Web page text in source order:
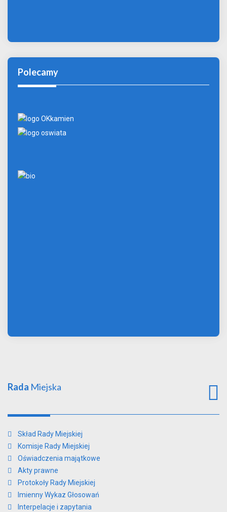
Polecamy
Rada Miejska
Skład Rady Miejskiej
Komisje Rady Miejskiej
Oświadczenia majątkowe
Akty prawne
Protokoły Rady Miejskiej
Imienny Wykaz Głosowań
Interpelacje i zapytania